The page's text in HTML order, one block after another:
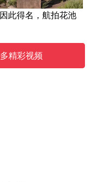
此得名，航拍花池
精彩视频